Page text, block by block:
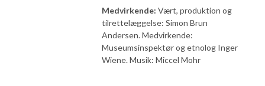
Medvirkende: Vært, produktion og
tilrettelæggelse: Simon Brun
Andersen. Medvirkende:
Museumsinspektør og etnolog Inger
Wiene. Musik: Miccel Mohr